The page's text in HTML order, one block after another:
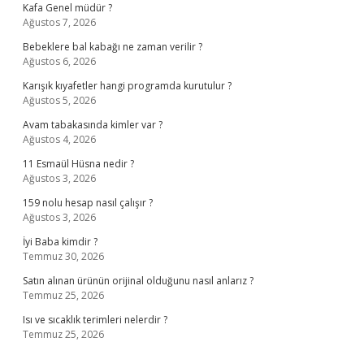
Kafa Genel müdür ?
Ağustos 7, 2026
Bebeklere bal kabağı ne zaman verilir ?
Ağustos 6, 2026
Karışık kıyafetler hangi programda kurutulur ?
Ağustos 5, 2026
Avam tabakasında kimler var ?
Ağustos 4, 2026
11 Esmaül Hüsna nedir ?
Ağustos 3, 2026
159 nolu hesap nasıl çalışır ?
Ağustos 3, 2026
İyi Baba kimdir ?
Temmuz 30, 2026
Satın alınan ürünün orijinal olduğunu nasıl anlarız ?
Temmuz 25, 2026
Isı ve sıcaklık terimleri nelerdir ?
Temmuz 25, 2026